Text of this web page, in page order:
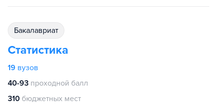
бакалавриат
Статистика
19 вузов
40-93 проходной балл
310 бюджетных мест